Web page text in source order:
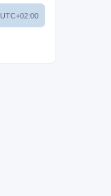
UTC+02:00